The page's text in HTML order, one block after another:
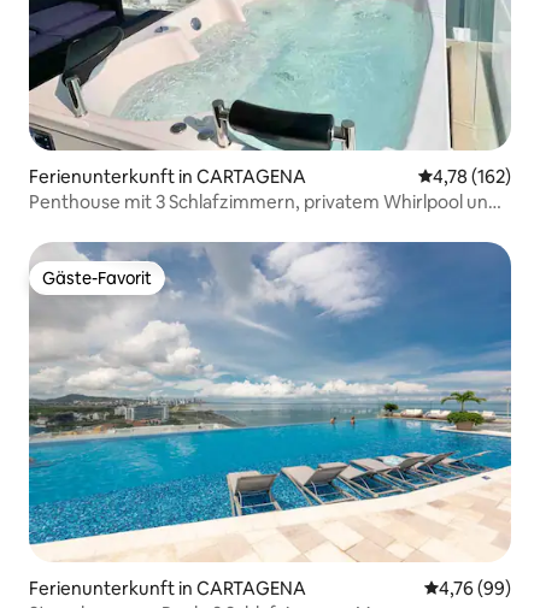
Ferienunterkunft in CARTAGENA
4,78 (162)
Penthouse mit 3 Schlafzimmern, privatem Whirlpool und
Gäste-Favorit
Gäste-Favorit
Ferienunterkunft in CARTAGENA
4,76 (99)